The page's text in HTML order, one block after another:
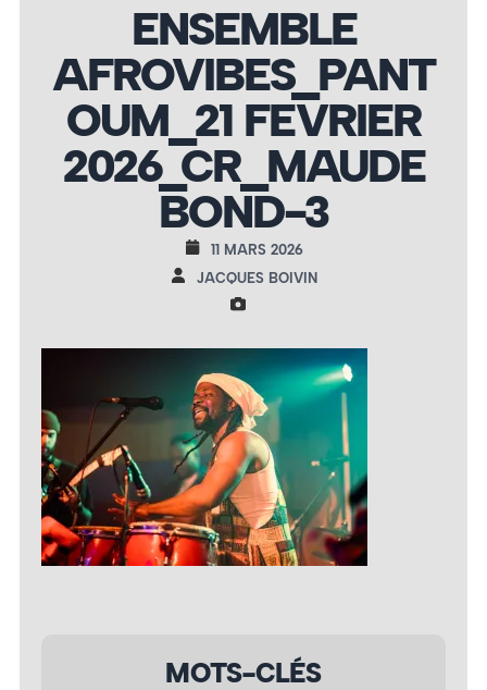
ENSEMBLE
AFROVIBES_PANT
OUM_21 FEVRIER
2026_CR_MAUDE
BOND-3
11 MARS 2026
JACQUES BOIVIN
MOTS-CLÉS